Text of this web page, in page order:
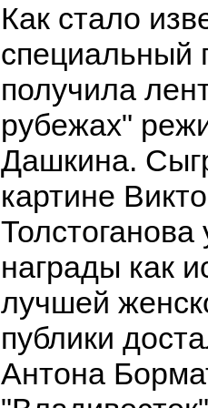
Как стало
специальный
получила
рубежах"
Дашкина.
картине
Толстоганова
награды как
лучшей
публики
Антона